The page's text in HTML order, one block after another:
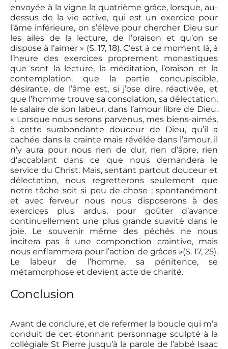
envoyée à la vigne la quatrième grâce, lorsque, au-
dessus de la vie active, qui est un exercice pour
l’âme inférieure, on s’élève pour chercher Dieu sur
les ailes de la lecture, de l’oraison et qu’on se
dispose à l’aimer » (S. 17, 18). C’est à ce moment là, à
l’heure des exercices proprement monastiques
que sont la lecture, la méditation, l’oraison et la
contemplation, que la partie concupiscible,
désirante, de l’âme est, si j’ose dire, réactivée, et
que l’homme trouve sa consolation, sa délectation,
le salaire de son labeur, dans l’amour libre de Dieu.
« Lorsque nous serons parvenus, mes biens-aimés,
à cette surabondante douceur de Dieu, qu’il a
cachée dans la crainte mais révélée dans l’amour, il
n’y aura pour nous rien de dur, rien d’âpre, rien
d’accablant dans ce que nous demandera le
service du Christ. Mais, sentant partout douceur et
délectation, nous regretterons seulement que
notre tâche soit si peu de chose ; spontanément
et avec ferveur nous nous disposerons à des
exercices plus ardus, pour goûter d’avance
continuellement une plus grande suavité dans le
joie. Le souvenir même des péchés ne nous
incitera pas à une componction craintive, mais
nous enflammera pour l’action de grâces »(S. 17, 25).
Le labeur de l’homme, sa pénitence, se
métamorphose et devient acte de charité.
Conclusion
Avant de conclure, et de refermer la boucle qui m’a
conduit de cet étonnant personnage sculpté à la
collégiale St Pierre jusqu’à la parole de l’abbé Isaac